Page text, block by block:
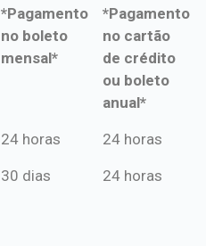
*Pagamento
no boleto
mensal*
*Pagamento
no cartão
de crédito
ou boleto
anual*
*Pagamento
mensal*
*Pagamento
de crédito
24 horas 24 horas
30 dias 24 horas